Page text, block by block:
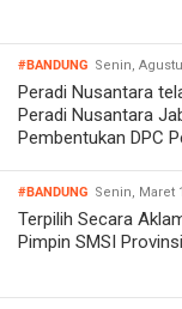
#BANDUNG Senin,
Peradi Nusantara
Peradi Nusantara
Pembentukan DPC
#BANDUNG Senin, Maret
Terpilih Secara
Pimpin SMSI